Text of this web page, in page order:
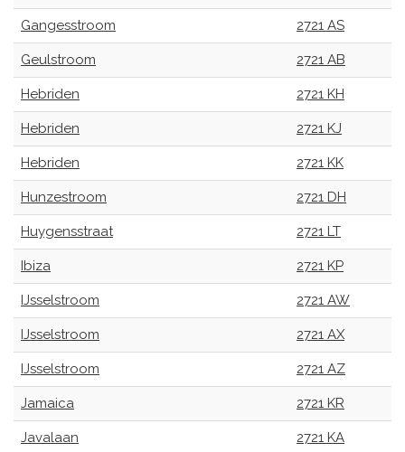
Gangesstroom 2721 AS
Geulstroom 2721 AB
Hebriden 2721 KH
Hebriden 2721 KJ
Hebriden 2721 KK
Hunzestroom 2721 DH
Huygensstraat 2721 LT
Ibiza 2721 KP
IJsselstroom 2721 AW
IJsselstroom 2721 AX
IJsselstroom 2721 AZ
Jamaica 2721 KR
Javalaan 2721 KA